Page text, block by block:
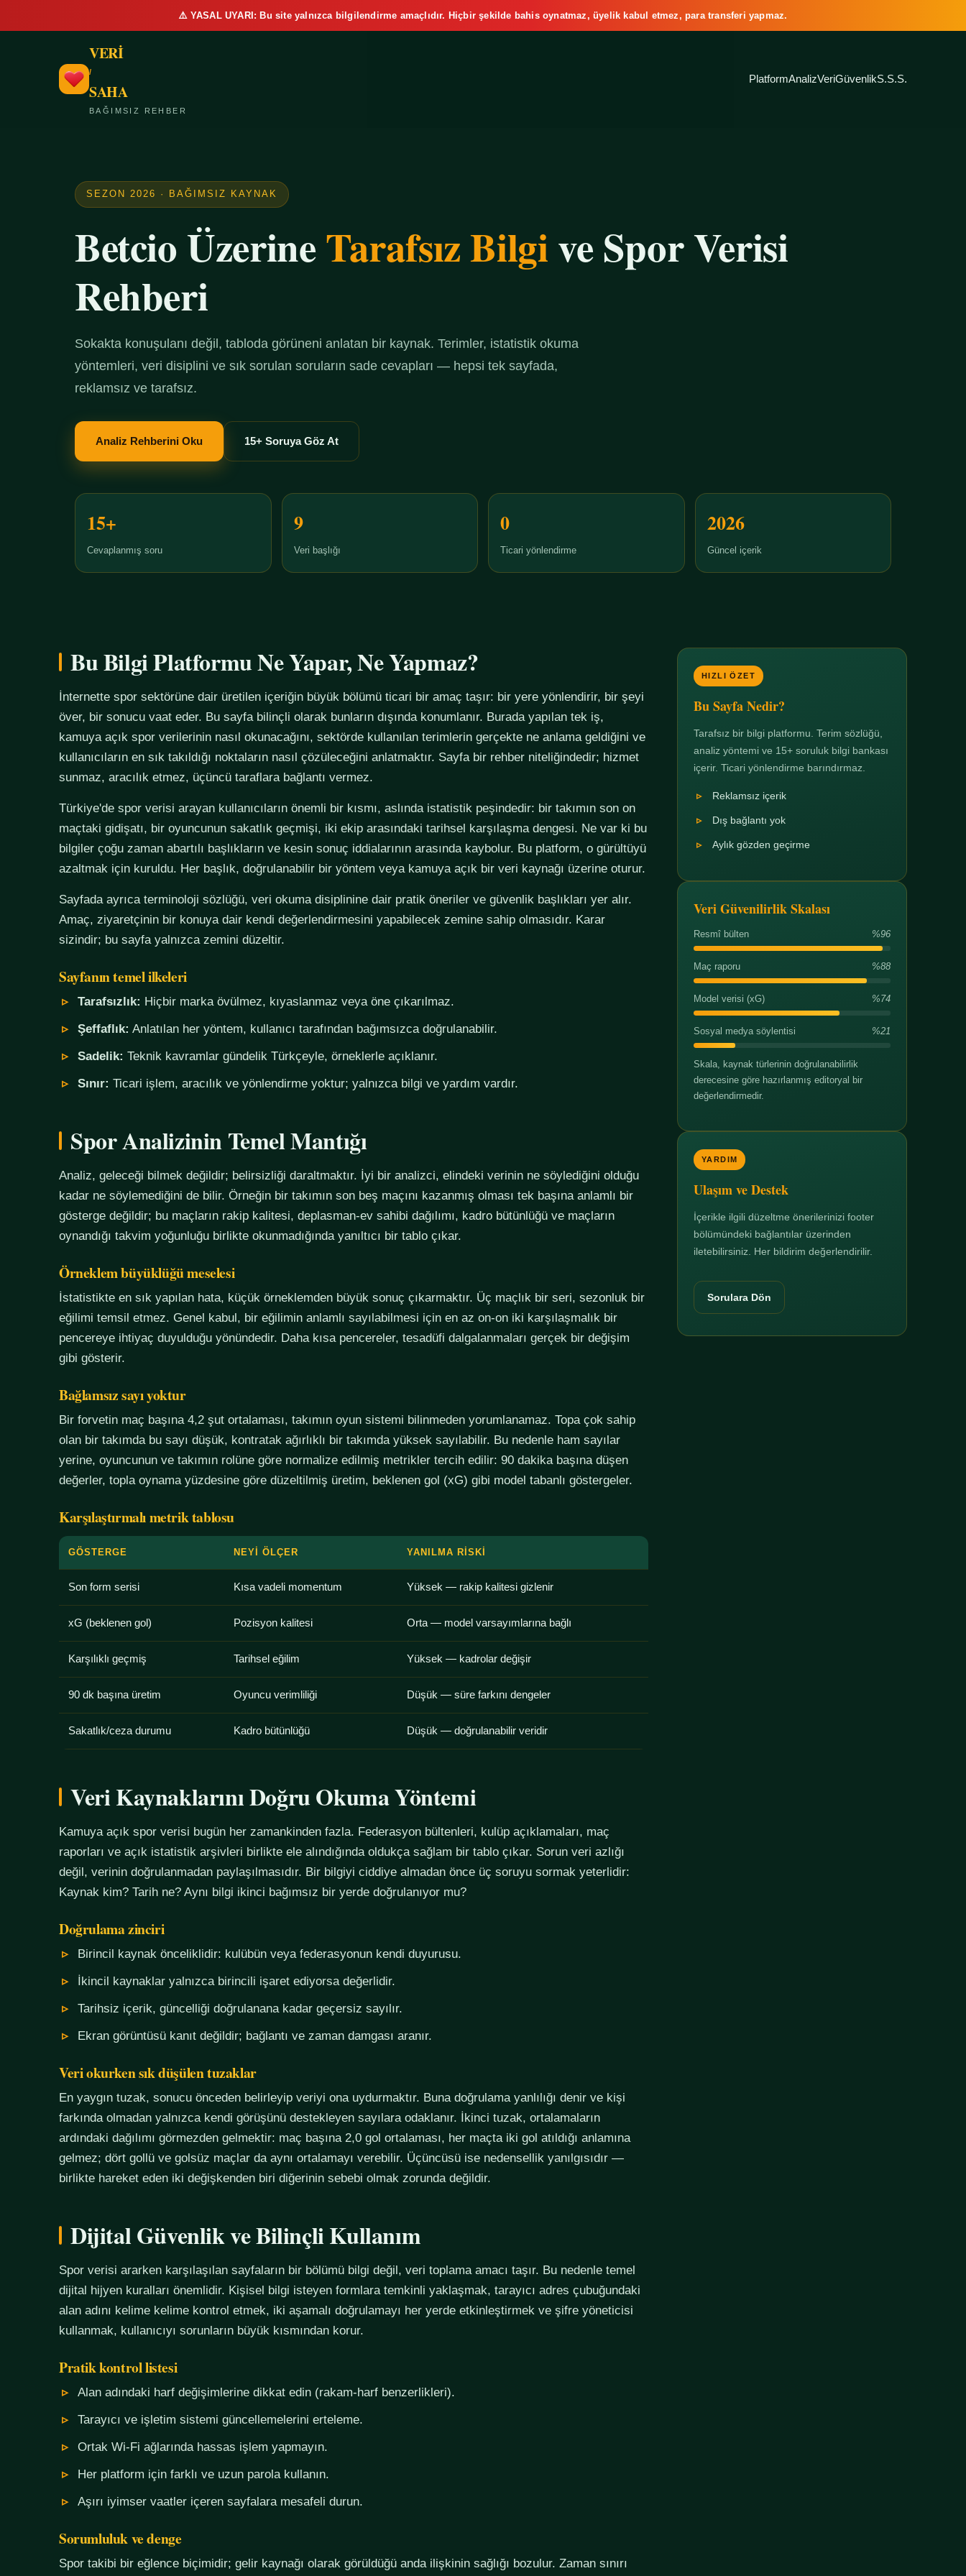
⚠️ YASAL UYARI: Bu site yalnızca bilgilendirme amaçlıdır. Hiçbir şekilde bahis oynatmaz, üyelik kabul etmez, para transferi yapmaz.
VERİ
/
SAHA
BAĞIMSIZ REHBER
PlatformAnalizVeriGüvenlikS.S.S.
SEZON 2026 · BAĞIMSIZ KAYNAK
Betcio ÜzerineTarafsız Bilgive Spor Verisi
Rehberi
Sokakta konuşulanı değil, tabloda görüneni anlatan bir kaynak. Terimler, istatistik okuma
yöntemleri, veri disiplini ve sık sorulan soruların sade cevapları — hepsi tek sayfada,
reklamsız ve tarafsız.
Analiz Rehberini Oku 15+ Soruya Göz At
15+
Cevaplanmış soru
9
Veri başlığı
0
Ticari yönlendirme
2026
Güncel içerik
Bu Bilgi Platformu Ne Yapar, Ne Yapmaz?
İnternette spor sektörüne dair üretilen içeriğin büyük bölümü ticari bir amaç taşır: bir yere yönlendirir, bir şeyi
över, bir sonucu vaat eder. Bu sayfa bilinçli olarak bunların dışında konumlanır. Burada yapılan tek iş,
kamuya açık spor verilerinin nasıl okunacağını, sektörde kullanılan terimlerin gerçekte ne anlama geldiğini ve
kullanıcıların en sık takıldığı noktaların nasıl çözüleceğini anlatmaktır. Sayfa bir rehber niteliğindedir; hizmet
sunmaz, aracılık etmez, üçüncü taraflara bağlantı vermez.
Türkiye'de spor verisi arayan kullanıcıların önemli bir kısmı, aslında istatistik peşindedir: bir takımın son on
maçtaki gidişatı, bir oyuncunun sakatlık geçmişi, iki ekip arasındaki tarihsel karşılaşma dengesi. Ne var ki bu
bilgiler çoğu zaman abartılı başlıkların ve kesin sonuç iddialarının arasında kaybolur. Bu platform, o gürültüyü
azaltmak için kuruldu. Her başlık, doğrulanabilir bir yöntem veya kamuya açık bir veri kaynağı üzerine oturur.
Sayfada ayrıca terminoloji sözlüğü, veri okuma disiplinine dair pratik öneriler ve güvenlik başlıkları yer alır.
Amaç, ziyaretçinin bir konuya dair kendi değerlendirmesini yapabilecek zemine sahip olmasıdır. Karar
sizindir; bu sayfa yalnızca zemini düzeltir.
Sayfanın temel ilkeleri
Tarafsızlık: Hiçbir marka övülmez, kıyaslanmaz veya öne çıkarılmaz.
Şeffaflık: Anlatılan her yöntem, kullanıcı tarafından bağımsızca doğrulanabilir.
Sadelik: Teknik kavramlar gündelik Türkçeyle, örneklerle açıklanır.
Sınır: Ticari işlem, aracılık ve yönlendirme yoktur; yalnızca bilgi ve yardım vardır.
Spor Analizinin Temel Mantığı
Analiz, geleceği bilmek değildir; belirsizliği daraltmaktır. İyi bir analizci, elindeki verinin ne söylediğini olduğu
kadar ne söylemediğini de bilir. Örneğin bir takımın son beş maçını kazanmış olması tek başına anlamlı bir
gösterge değildir; bu maçların rakip kalitesi, deplasman-ev sahibi dağılımı, kadro bütünlüğü ve maçların
oynandığı takvim yoğunluğu birlikte okunmadığında yanıltıcı bir tablo çıkar.
Örneklem büyüklüğü meselesi
İstatistikte en sık yapılan hata, küçük örneklemden büyük sonuç çıkarmaktır. Üç maçlık bir seri, sezonluk bir
eğilimi temsil etmez. Genel kabul, bir eğilimin anlamlı sayılabilmesi için en az on-on iki karşılaşmalık bir
pencereye ihtiyaç duyulduğu yönündedir. Daha kısa pencereler, tesadüfi dalgalanmaları gerçek bir değişim
gibi gösterir.
Bağlamsız sayı yoktur
Bir forvetin maç başına 4,2 şut ortalaması, takımın oyun sistemi bilinmeden yorumlanamaz. Topa çok sahip
olan bir takımda bu sayı düşük, kontratak ağırlıklı bir takımda yüksek sayılabilir. Bu nedenle ham sayılar
yerine, oyuncunun ve takımın rolüne göre normalize edilmiş metrikler tercih edilir: 90 dakika başına düşen
değerler, topla oynama yüzdesine göre düzeltilmiş üretim, beklenen gol (xG) gibi model tabanlı göstergeler.
Karşılaştırmalı metrik tablosu
GÖSTERGE NEYI ÖLÇER YANILMA RISKI
Son form serisi Kısa vadeli momentum Yüksek — rakip kalitesi gizlenir
xG (beklenen gol) Pozisyon kalitesi Orta — model varsayımlarına bağlı
Karşılıklı geçmiş Tarihsel eğilim Yüksek — kadrolar değişir
90 dk başına üretim Oyuncu verimliliği Düşük — süre farkını dengeler
Sakatlık/ceza durumu Kadro bütünlüğü Düşük — doğrulanabilir veridir
Veri Kaynaklarını Doğru Okuma Yöntemi
Kamuya açık spor verisi bugün her zamankinden fazla. Federasyon bültenleri, kulüp açıklamaları, maç
raporları ve açık istatistik arşivleri birlikte ele alındığında oldukça sağlam bir tablo çıkar. Sorun veri azlığı
değil, verinin doğrulanmadan paylaşılmasıdır. Bir bilgiyi ciddiye almadan önce üç soruyu sormak yeterlidir:
Kaynak kim? Tarih ne? Aynı bilgi ikinci bağımsız bir yerde doğrulanıyor mu?
Doğrulama zinciri
Birincil kaynak önceliklidir: kulübün veya federasyonun kendi duyurusu.
İkincil kaynaklar yalnızca birincili işaret ediyorsa değerlidir.
Tarihsiz içerik, güncelliği doğrulanana kadar geçersiz sayılır.
Ekran görüntüsü kanıt değildir; bağlantı ve zaman damgası aranır.
Veri okurken sık düşülen tuzaklar
En yaygın tuzak, sonucu önceden belirleyip veriyi ona uydurmaktır. Buna doğrulama yanlılığı denir ve kişi
farkında olmadan yalnızca kendi görüşünü destekleyen sayılara odaklanır. İkinci tuzak, ortalamaların
ardındaki dağılımı görmezden gelmektir: maç başına 2,0 gol ortalaması, her maçta iki gol atıldığı anlamına
gelmez; dört gollü ve golsüz maçlar da aynı ortalamayı verebilir. Üçüncüsü ise nedensellik yanılgısıdır —
birlikte hareket eden iki değişkenden biri diğerinin sebebi olmak zorunda değildir.
Dijital Güvenlik ve Bilinçli Kullanım
Spor verisi ararken karşılaşılan sayfaların bir bölümü bilgi değil, veri toplama amacı taşır. Bu nedenle temel
dijital hijyen kuralları önemlidir. Kişisel bilgi isteyen formlara temkinli yaklaşmak, tarayıcı adres çubuğundaki
alan adını kelime kelime kontrol etmek, iki aşamalı doğrulamayı her yerde etkinleştirmek ve şifre yöneticisi
kullanmak, kullanıcıyı sorunların büyük kısmından korur.
Pratik kontrol listesi
Alan adındaki harf değişimlerine dikkat edin (rakam-harf benzerlikleri).
Tarayıcı ve işletim sistemi güncellemelerini erteleme.
Ortak Wi-Fi ağlarında hassas işlem yapmayın.
Her platform için farklı ve uzun parola kullanın.
Aşırı iyimser vaatler içeren sayfalara mesafeli durun.
Sorumluluk ve denge
Spor takibi bir eğlence biçimidir; gelir kaynağı olarak görüldüğü anda ilişkinin sağlığı bozulur. Zaman sınırı
HIZLI ÖZET
Bu Sayfa Nedir?
Tarafsız bir bilgi platformu. Terim sözlüğü,
analiz yöntemi ve 15+ soruluk bilgi bankası
içerir. Ticari yönlendirme barındırmaz.
Reklamsız içerik
Dış bağlantı yok
Aylık gözden geçirme
Veri Güvenilirlik Skalası
Resmî bülten %96
Maç raporu %88
Model verisi (xG) %74
Sosyal medya söylentisi %21
Skala, kaynak türlerinin doğrulanabilirlik
derecesine göre hazırlanmış editoryal bir
değerlendirmedir.
YARDIM
Ulaşım ve Destek
İçerikle ilgili düzeltme önerilerinizi footer
bölümündeki bağlantılar üzerinden
iletebilirsiniz. Her bildirim değerlendirilir.
Sorulara Dön